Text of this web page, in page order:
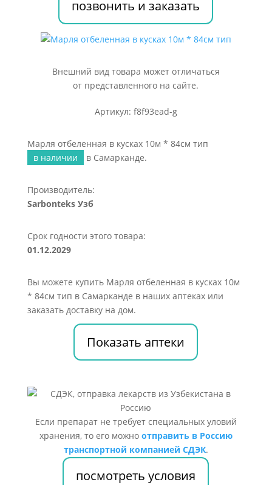
позвонить и заказать
Внешний вид товара может отличаться
от представленного на сайте.
Артикул: f8f93ead-g
Марля отбеленная в кусках 10м * 84см тип
в наличии
в Самарканде.
Производитель:
Sarbonteks Узб
Срок годности этого товара:
01.12.2029
Вы можете купить Марля отбеленная в кусках 10м
* 84см тип в Самарканде в наших аптеках или
заказать доставку на дом.
Показать аптеки
Если препарат не требует специальных уловий
хранения, то его можно отправить в Россию
транспортной компанией СДЭК.
посмотреть условия